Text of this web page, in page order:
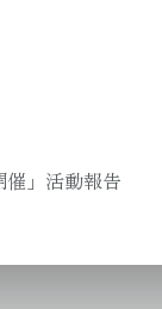
」活動報告